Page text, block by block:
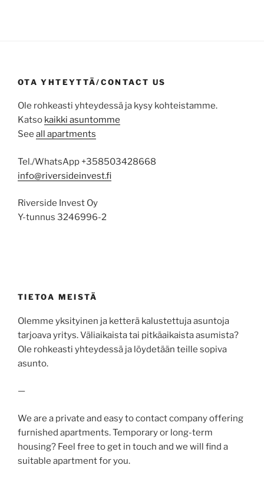
OTA YHTEYTTÄ/CONTACT US
Ole rohkeasti yhteydessä ja kysy kohteistamme.
Katso kaikki asuntomme
See all apartments
Tel./WhatsApp +358503428668
info@riversideinvest.fi
Riverside Invest Oy
Y-tunnus 3246996-2
TIETOA MEISTÄ
Olemme yksityinen ja ketterä kalustettuja asuntoja
tarjoava yritys. Väliaikaista tai pitkäaikaista asumista?
Ole rohkeasti yhteydessä ja löydetään teille sopiva
asunto.
—
We are a private and easy to contact company offering
furnished apartments. Temporary or long-term
housing? Feel free to get in touch and we will find a
suitable apartment for you.